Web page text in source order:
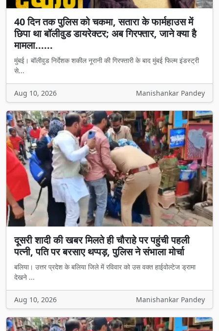
40 दिन तक पुलिस को चकमा, सतारा के फार्महाउस में
छिपा था बॉलीवुड डायरेक्टर; अब गिरफ्तार, जाने क्या है
मामला......
मुंबई। बॉलीवुड निर्देशक शकील नूरानी की गिरफ्तारी के बाद मुंबई फिल्म इंडस्ट्री
से...
Aug 10, 2026 Manishankar Pandey
दूसरी शादी की खबर मिलते ही चौराहे पर पहुंची पहली
पत्नी, पति पर बरसाए थप्पड़, पुलिस ने संभाला मोर्चा
बलिया। उत्तर प्रदेश के बलिया जिले में रविवार को उस वक्त हाईवोल्टेज ड्रामा
देखने ...
Aug 10, 2026 Manishankar Pandey